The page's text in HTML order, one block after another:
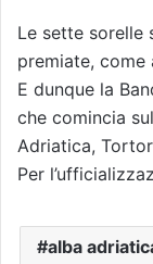
Le sette sorelle
premiate, come
E dunque la
che comincia
Adriatica,
Per
alba